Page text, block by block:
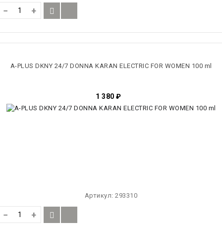
− +
A-PLUS DKNY 24/7 DONNA KARAN ELECTRIC FOR WOMEN 100 ml
1 380 ₽
Артикул:293310
− +